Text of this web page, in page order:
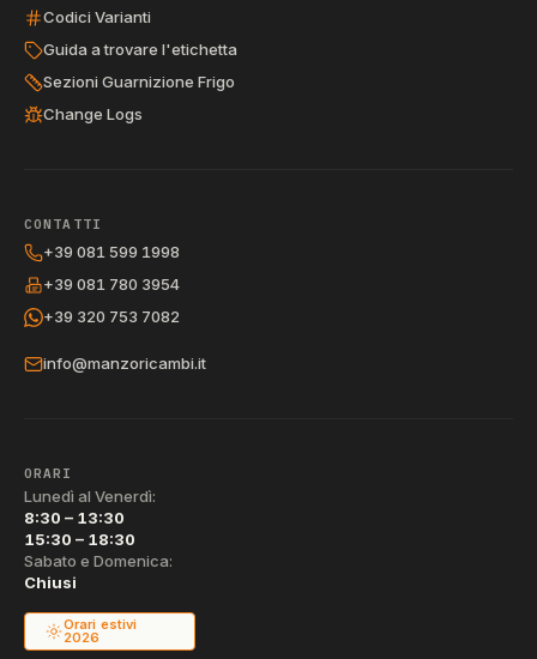
Codici Varianti
Guida a trovare l'etichetta
Sezioni Guarnizione Frigo
Change Logs
CONTATTI
+39 081 599 1998
+39 081 780 3954
+39 320 753 7082
info@manzoricambi.it
ORARI
Lunedì al Venerdì:
8:30 – 13:30
15:30 – 18:30
Sabato e Domenica:
Chiusi
Orari estivi
2026